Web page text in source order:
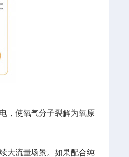
，使氧气分子裂解为氧原
大流量场景。如果配合纯